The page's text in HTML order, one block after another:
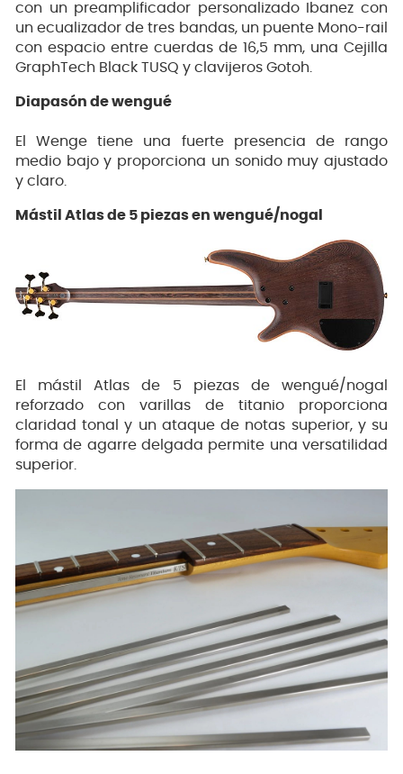
con un preamplificador personalizado Ibanez con
un ecualizador de tres bandas, un puente Mono-rail
con espacio entre cuerdas de 16,5 mm, una Cejilla
GraphTech Black TUSQ y clavijeros Gotoh.
Diapasón de wengué
El Wenge tiene una fuerte presencia de rango
medio bajo y proporciona un sonido muy ajustado
y claro.
Mástil Atlas de 5 piezas en wengué/nogal
El mástil Atlas de 5 piezas de wengué/nogal
reforzado con varillas de titanio proporciona
claridad tonal y un ataque de notas superior, y su
forma de agarre delgada permite una versatilidad
superior.